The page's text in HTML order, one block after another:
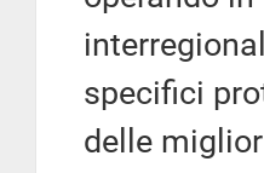
specifici
delle